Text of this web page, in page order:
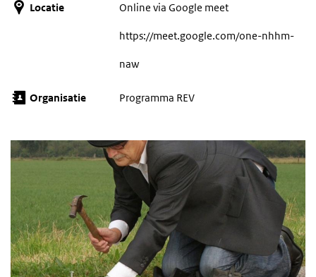
Locatie Online via Google meet
https://meet.google.com/one-nhhm-
naw
Organisatie Programma REV